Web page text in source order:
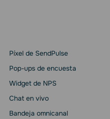
Píxel de SendPulse
Pop-ups de encuesta
Widget de NPS
Chat en vivo
Bandeja omnicanal